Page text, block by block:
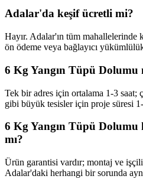
Adalar'da keşif ücretli mi?
Hayır. Adalar'ın tüm
ön ödeme veya bağlayıcı
6 Kg Yangın Tüpü Dolumu
Tek bir adres için ortalama 1-3 saat;
gibi büyük tesisler için proje süresi
6 Kg Yangın Tüpü
mı?
Ürün garantisi vardır; montaj ve
Adalar'daki herhangi bir sorunda